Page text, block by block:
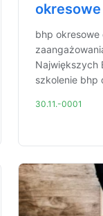
bhp
Największych
szkolenie bhp
30.11.-0001